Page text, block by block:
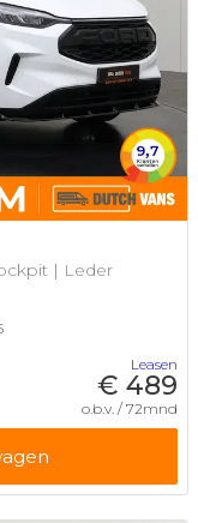
| Leder
Leasen
€ 489
o.b.v. / 72mnd